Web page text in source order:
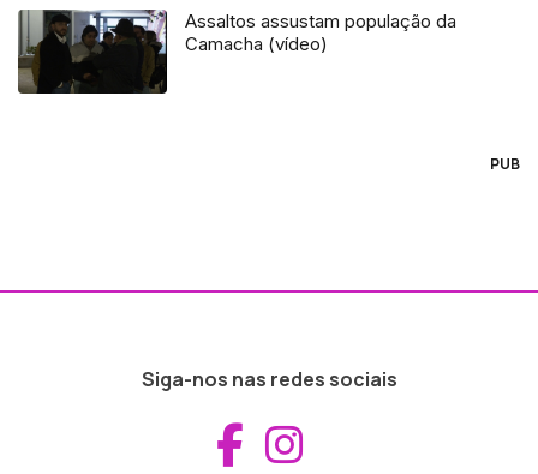
Assaltos assustam população da
Camacha (vídeo)
PUB
Siga-nos nas redes sociais
Aceder ao